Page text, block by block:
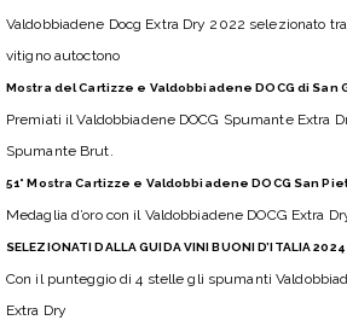
Valdobbiadene Docg Extra Dry 2022 selezionato
vitigno autoctono
Mostra del Cartizze e Valdobbiadene DOCG di San
Premiati il Valdobbiadene DOCG Spumante Extra
Spumante Brut.
51° Mostra Cartizze e Valdobbiadene DOCG San
Medaglia d’oro con il Valdobbiadene DOCG Extra
SELEZIONATI DALLA GUIDA VINI BUONI D’ITALIA 2024
Con il punteggio di 4 stelle gli spumanti
Extra Dry